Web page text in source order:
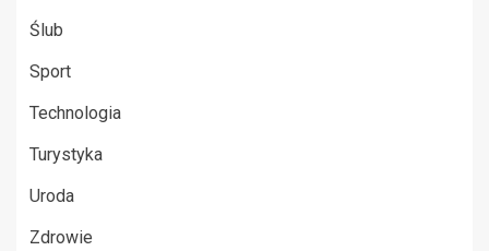
Ślub
Sport
Technologia
Turystyka
Uroda
Zdrowie